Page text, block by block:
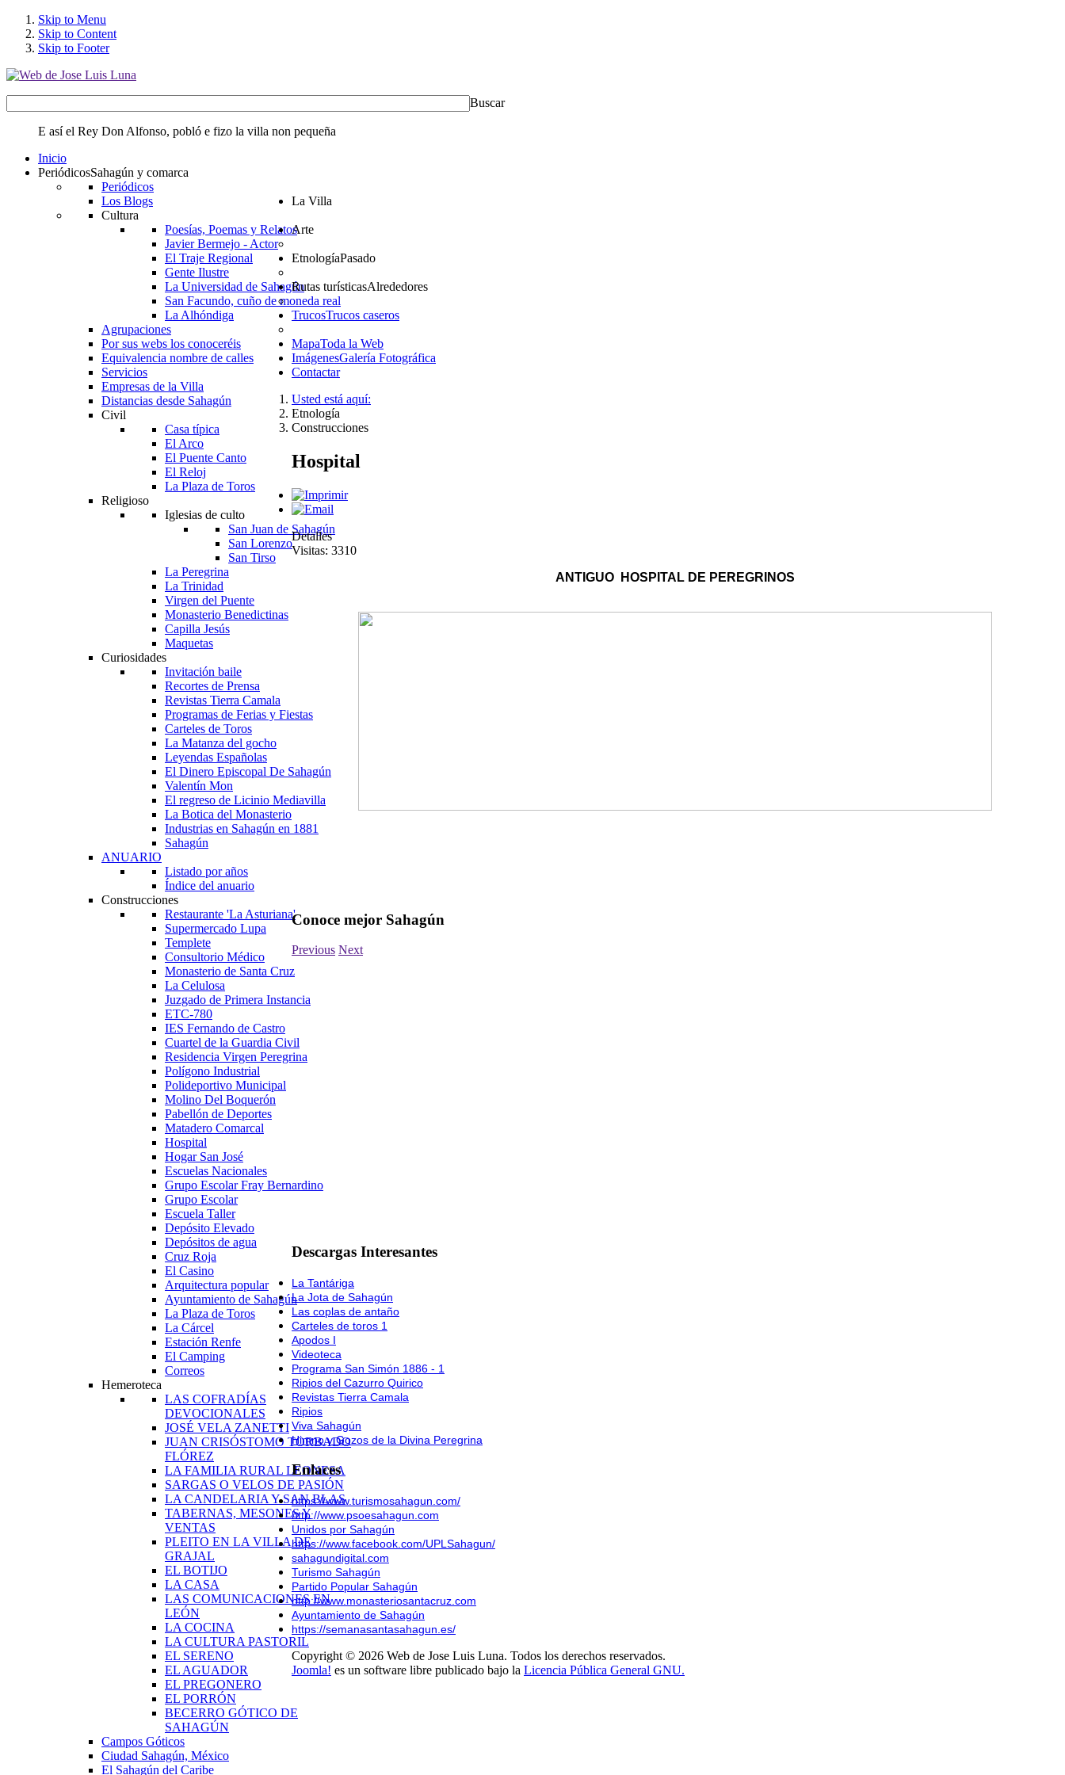
Skip to Menu
Skip to Content
Skip to Footer
Buscar
E así el Rey Don Alfonso, pobló e fizo la villa non pequeña
Inicio
PeriódicosSahagún y comarca
Periódicos
Los Blogs
La Villa
Cultura
Poesías, Poemas y Relatos
Javier Bermejo - Actor
El Traje Regional
Gente Ilustre
La Universidad de Sahagún
San Facundo, cuño de moneda real
La Alhóndiga
Agrupaciones
Por sus webs los conoceréis
Equivalencia nombre de calles
Servicios
Empresas de la Villa
Distancias desde Sahagún
Arte
Civil
Casa típica
El Arco
El Puente Canto
El Reloj
La Plaza de Toros
Religioso
Iglesias de culto
San Juan de Sahagún
San Lorenzo
San Tirso
La Peregrina
La Trinidad
Virgen del Puente
Monasterio Benedictinas
Capilla Jesús
Maquetas
EtnologíaPasado
Curiosidades
Invitación baile
Recortes de Prensa
Revistas Tierra Camala
Programas de Ferias y Fiestas
Carteles de Toros
La Matanza del gocho
Leyendas Españolas
El Dinero Episcopal De Sahagún
Valentín Mon
El regreso de Licinio Mediavilla
La Botica del Monasterio
Industrias en Sahagún en 1881
Sahagún
ANUARIO
Listado por años
Índice del anuario
Construcciones
Restaurante 'La Asturiana'
Supermercado Lupa
Templete
Consultorio Médico
Monasterio de Santa Cruz
La Celulosa
Juzgado de Primera Instancia
ETC-780
IES Fernando de Castro
Cuartel de la Guardia Civil
Residencia Virgen Peregrina
Polígono Industrial
Polideportivo Municipal
Molino Del Boquerón
Pabellón de Deportes
Matadero Comarcal
Hospital
Hogar San José
Escuelas Nacionales
Grupo Escolar Fray Bernardino
Grupo Escolar
Escuela Taller
Depósito Elevado
Depósitos de agua
Cruz Roja
El Casino
Arquitectura popular
Ayuntamiento de Sahagún
La Plaza de Toros
La Cárcel
Estación Renfe
El Camping
Correos
Hemeroteca
LAS COFRADÍAS
DEVOCIONALES
JOSÉ VELA ZANETTI
JUAN CRISÓSTOMO TORBADO
FLÓREZ
LA FAMILIA RURAL LEONESA
SARGAS O VELOS DE PASIÓN
LA CANDELARIA Y SAN BLAS
TABERNAS, MESONES Y
VENTAS
PLEITO EN LA VILLA DE
GRAJAL
EL BOTIJO
LA CASA
LAS COMUNICACIONES EN
LEÓN
LA COCINA
LA CULTURA PASTORIL
EL SERENO
EL AGUADOR
EL PREGONERO
EL PORRÓN
BECERRO GÓTICO DE
SAHAGÚN
Campos Góticos
Ciudad Sahagún, México
El Sahagún del Caribe
Rutas turísticasAlrededores
TrucosTrucos caseros
MapaToda la Web
ImágenesGalería Fotográfica
Contactar
Usted está aquí:
Etnología
Construcciones
Hospital
Detalles
Visitas: 3310
ANTIGUO HOSPITAL DE PEREGRINOS
Conoce mejor Sahagún
Previous Next
Descargas Interesantes
La Tantáriga
La Jota de Sahagún
Las coplas de antaño
Carteles de toros 1
Apodos I
Videoteca
Programa San Simón 1886 - 1
Ripios del Cazurro Quirico
Revistas Tierra Camala
Ripios
Viva Sahagún
Himno y Gozos de la Divina Peregrina
Enlaces
https://www.turismosahagun.com/
http://www.psoesahagun.com
Unidos por Sahagún
https://www.facebook.com/UPLSahagun/
sahagundigital.com
Turismo Sahagún
Partido Popular Sahagún
http://www.monasteriosantacruz.com
Ayuntamiento de Sahagún
https://semanasantasahagun.es/
Copyright © 2026 Web de Jose Luis Luna. Todos los derechos reservados.
Joomla! es un software libre publicado bajo la Licencia Pública General GNU.